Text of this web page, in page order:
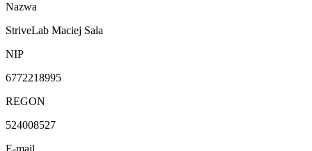
Nazwa
StriveLab Maciej Sala
NIP
6772218995
REGON
524008527